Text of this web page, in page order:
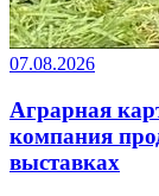
07.08.2026
Аграрная
компания
выставках